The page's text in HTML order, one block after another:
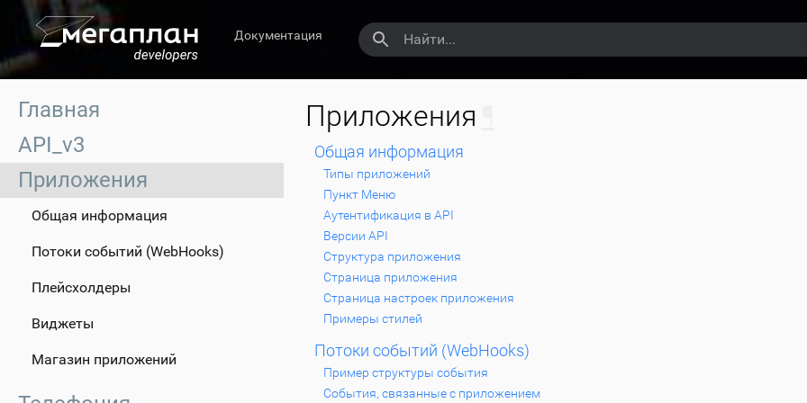
Документация
Главная
API_v3
Приложения
Общая информация
Потоки событий (WebHooks)
Плейсхолдеры
Виджеты
Магазин приложений
Приложения
Общая информация
Типы приложений
Пункт Меню
Аутентификация в API
Версии API
Структура приложения
Страница приложения
Страница настроек приложения
Примеры стилей
Потоки событий (WebHooks)
Пример структуры события
События, связанные с приложением